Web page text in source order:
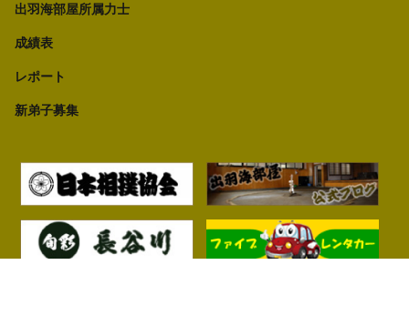
出羽海部屋所属力士
成績表
レポート
新弟子募集